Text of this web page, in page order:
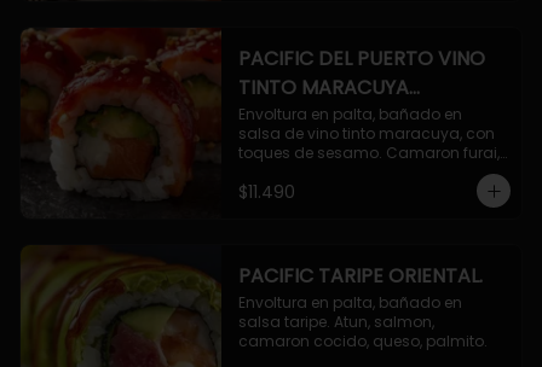
PACIFIC DEL PUERTO VINO
TINTO MARACUYA
ORIENTAL.
Envoltura en palta, bañado en
salsa de vino tinto maracuya, con
toques de sesamo. Camaron furai,
$11.490
PACIFIC TARIPE ORIENTAL.
Envoltura en palta, bañado en
salsa taripe. Atun, salmon,
camaron cocido, queso, palmito.